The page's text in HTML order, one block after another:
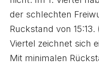
der schlechten
Ruckstand von
Viertel zeichnet sich
Mit minimalen